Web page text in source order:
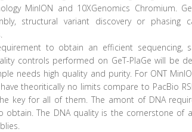
MinION and 10XGenomics Chromium.
structural variant discovery or phasing
to obtain an efficient sequencing,
controls performed on GeT-PlaGe will be
needs high quality and purity. For ONT
theoritically no limits compare to PacBio
key for all of them. The amont of DNA
obtain. The DNA quality is the cornerstone of